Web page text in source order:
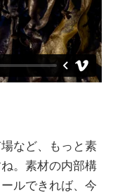
など、もっと素
。素材の内部構
ルできれば、今